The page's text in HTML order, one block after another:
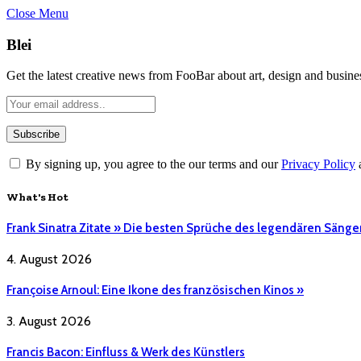
Close Menu
Blei
Get the latest creative news from FooBar about art, design and
By signing up, you agree to the our terms and ourPrivacy Policy
What's Hot
Frank Sinatra Zitate » Die besten Sprüche des legendären
4. August 2026
Françoise Arnoul: Eine Ikone des französischen Kinos »
3. August 2026
Francis Bacon: Einfluss & Werk des Künstlers